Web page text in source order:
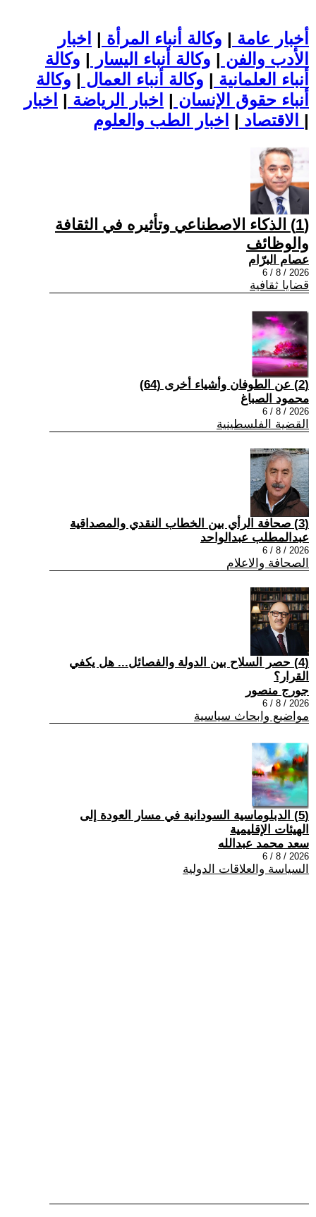
أخبار عامة | وكالة أنباء المرأة | اخبار
الأدب والفن | وكالة أنباء اليسار | وكالة
أنباء العلمانية | وكالة أنباء العمال | وكالة
أنباء حقوق الإنسان | اخبار الرياضة | اخبار
الاقتصاد | |
(1) الذكاء الاصطناعي وتأثيره في الثقافة
والوظائف
عصام البرّام
2026 / 8 / 6
قضايا ثقافية
(2) عن الطوفان وأشياء أخرى (64)
محمود الصباغ
2026 / 8 / 6
القضية الفلسطينية
(3) صحافة الرأي بين الخطاب النقدي والمصداقية
عبدالمطلب عبدالواحد
2026 / 8 / 6
الصحافة والاعلام
(4) حصر السلاح بين الدولة والفصائل... هل يكفي
القرار؟
جورج منصور
2026 / 8 / 6
مواضيع وابحاث سياسية
(5) الدبلوماسية السودانية في مسار العودة إلى
الهيئات الإقليمية
سعد محمد عبدالله
2026 / 8 / 6
السياسة والعلاقات الدولية